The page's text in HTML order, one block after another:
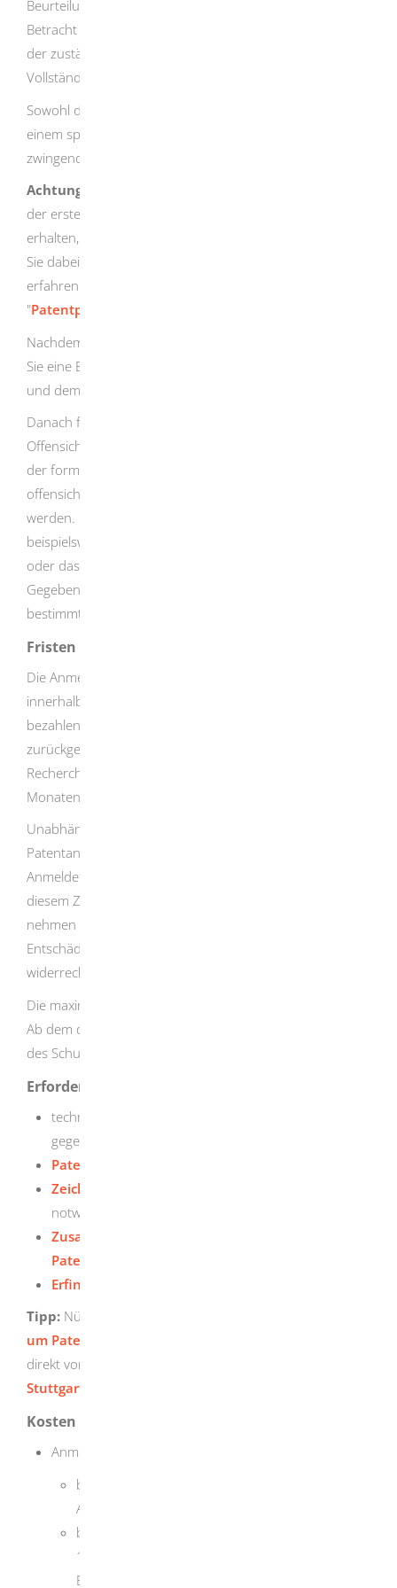
Beurteilung der Patentfähigkeit Ihrer Erfindung in
Betracht zu ziehen sind, ermittelt. Die Recherche wird von
der zuständigen Prüfungsstelle, jedoch ohne Gewähr auf
Vollständigkeit, durchgeführt.
Sowohl die Recherche als auch die Prüfung können Sie zu
einem späteren Zeitpunkt beantragen. Es ist nicht
zwingend erforderlich, einen Rechercheantrag zu stellen.
Achtung:
der erste Schritt. Um tatsächlich ein erteiltes Patent zu
erhalten, müssen Sie einen Prüfungsantrag stellen. Wie
Sie dabei vorgehen und wie das Verfahren abläuft,
erfahren Sie in der Verfahrensbeschreibung
"Patentprüfung
Nachdem Sie Ihre Anmeldung eingereicht haben, erhalten
Sie eine Empfangsbescheinigung mit dem Aktenzeichen
und dem Anmeldetag der Erfindung.
Danach führt das DPMA von Amts wegen eine
Offensichtlichkeitsprüfung durch, in der die Einhaltung
der formellen Erfordernisse und das Vorliegen
offensichtlicher Patentierungshindernisse geprüft
werden. Offensichtliche Patentierungshindernisse sind
beispielsweise die fehlende gewerbliche Anwendbarkeit
oder das Nichtvorliegen einer (einheitlichen) Erfindung.
Gegebenenfalls werden Sie aufgefordert, sich in einer
bestimmten Frist dazu zu äußern.
Fristen
Die Anmeldegebühr müssen Sie unaufgefordert
innerhalb von drei Monaten nach der Anmeldung
bezahlen. Ansonsten gilt Ihre Anmeldung als
zurückgenommen. Die Gebühr für einen eventuellen
Rechercheantrag müssen Sie ebenfalls binnen drei
Monaten entrichten.
Unabhängig vom Verfahrensstand wird die
Patentanmeldung spätestens 18 Monate nach dem
Anmeldetag veröffentlicht (Offenlegungsschrift). Ab
diesem Zeitpunkt kann jeder Einsicht in seine Akten
nehmen und unter bestimmten Voraussetzungen eine
Entschädigung verlangen, wenn die Erfindung
widerrechtlich benutzt wird.
Die maximale Schutzdauer des Patents beträgt 20 Jahre.
Ab dem dritten Jahr müssen Sie für die Aufrechterhaltung
des Schutzes Jahresgebühren zahlen.
Erforderliche Unterlagen
technische
gegebenenfalls mit Bezugszeichenliste
Patentansprüche
Zeichnungen der Erfindung
notwendig erachtet
Zusammenfassung der Unterlagen der
Patentanmeldung
Erfinderbenennung
Tipp: Nützliche
um Patente
direkt vor Ort im
Stuttgart
Kosten
Anmeldegebühr:
bei Anmeldung in Papierform (inklusive 10
Ansprüche):EUR 60,00
bei Anmeldung in elektronischer Form (inklusive
10 Ansprüche): EUR 40,00
Bei mehr als 10 Ansprüchen erhöhen sich die